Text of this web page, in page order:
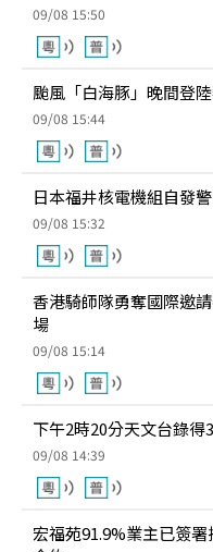
09/08 15:50
颱風「白海豚」晚間登
09/08 15:44
日本福井核電機組自發
09/08 15:32
香港騎師隊勇奪國際邀
場
09/08 15:14
下午2時20分天文台錄得
09/08 14:39
宏福苑91.9%業主已簽